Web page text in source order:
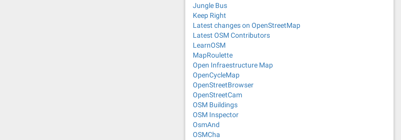
Jungle Bus
Keep Right
Latest changes on OpenStreetMap
Latest OSM Contributors
LearnOSM
MapRoulette
Open Infraestructure Map
OpenCycleMap
OpenStreetBrowser
OpenStreetCam
OSM Buildings
OSM Inspector
OsmAnd
OSMCha